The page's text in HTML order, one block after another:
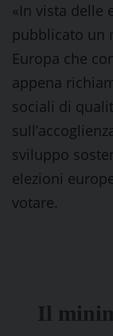
«In vista delle
pubblicato un
Europa che
appena
sociali di
sviluppo
elezioni
votare.
Il